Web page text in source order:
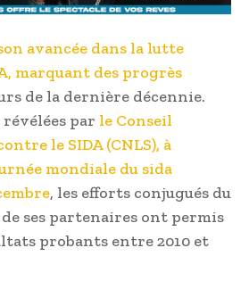
avancée dans la lutte
marquant des progrès
de la dernière décennie.
révélées par le Conseil
le SIDA (CNLS), à
mondiale du sida
, les efforts conjugués du
ses partenaires ont permis
probants entre 2010 et